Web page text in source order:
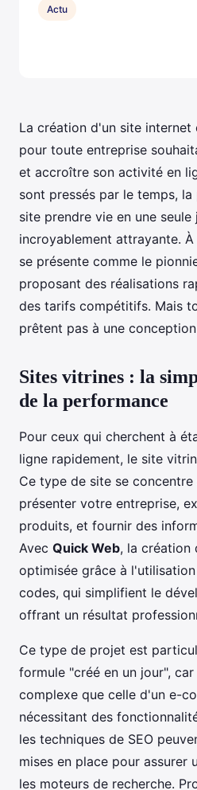
La création d'un site internet
pour toute entreprise
et accroître son activité en
sont pressés par le temps,
site prendre vie en une
incroyablement attrayante. À
se présente comme le
proposant des réalisations
des tarifs compétitifs. Mais
prêtent pas à une
Sites vitrines : la
de la performance
Pour ceux qui cherchent à
ligne rapidement, le site
Ce type de site se concentre
présenter votre entreprise,
produits, et fournir des
Avec Quick Web, la création
optimisée grâce à
codes, qui simplifient le
offrant un résultat
Ce type de projet est
formule "créé en un jour",
complexe que celle d'un e-
nécessitant des
les techniques de SEO
mises en place pour assurer
les moteurs de recherche.
Actu